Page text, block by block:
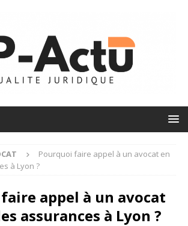
Pourquoi faire appel à un avocat en
à Lyon ?
appel à un avocat
assurances à Lyon ?